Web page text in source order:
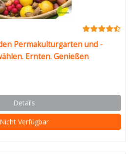
Permakulturgarten und -
Ernten. Genießen
Details
Nicht Verfügbar